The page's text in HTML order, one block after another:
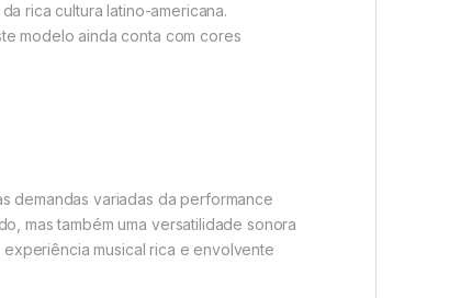
rica cultura latino-americana.
modelo ainda conta com cores
demandas variadas da performance
mas também uma versatilidade sonora
musical rica e envolvente